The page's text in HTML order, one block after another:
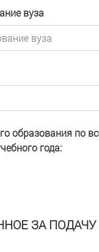
вуза
образования по
года:
ЗА ПОДАЧУ